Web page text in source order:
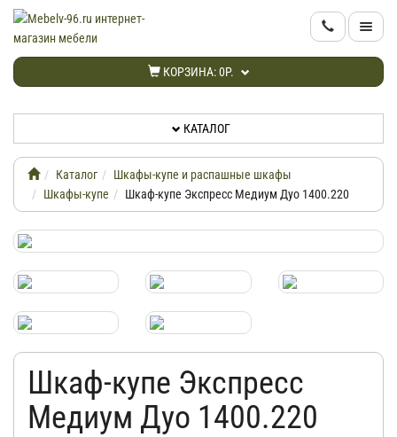
КОРЗИНА:0Р.
КАТАЛОГ
НОВИНКИ
ИНФОРМАЦИЯ
ДОСТАВКА
КАБИНЕТ
КАТАЛОГ
Каталог
Шкафы-купе и распашные шкафы
Шкафы-купе
Шкаф-купе Экспресс Медиум Дуо 1400.220
Шкаф-купе Экспресс
Медиум Дуо 1400.220